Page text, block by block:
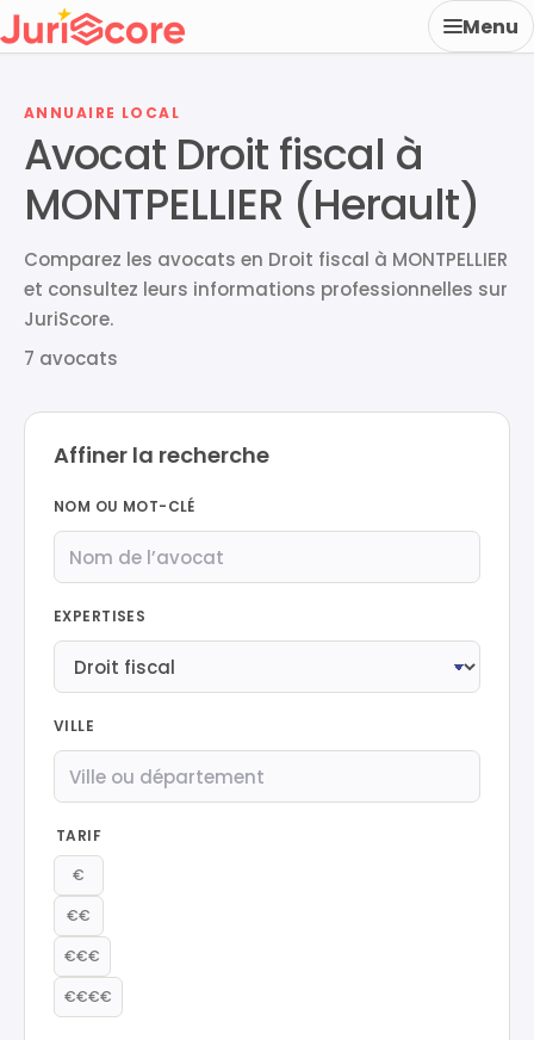
Menu
ANNUAIRE LOCAL
Avocat Droit fiscal à
MONTPELLIER (Herault)
Comparez les avocats en Droit fiscal à MONTPELLIER
et consultez leurs informations professionnelles sur
JuriScore.
7 avocats
Affiner la recherche
NOM OU MOT-CLÉ
EXPERTISES
VILLE
TARIF
€
€€
€€€
€€€€